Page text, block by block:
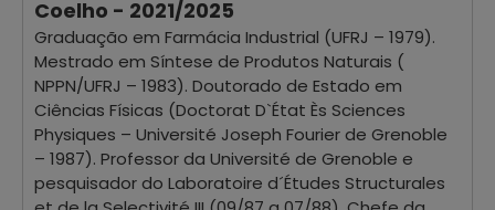
Coelho - 2021/2025
Graduação em Farmácia Industrial (UFRJ – 1979).
Mestrado em Síntese de Produtos Naturais (
NPPN/UFRJ – 1983). Doutorado de Estado em
Ciências Físicas (Doctorat D`État Ès Sciences
Physiques – Université Joseph Fourier de Grenoble
– 1987). Professor da Université de Grenoble e
pesquisador do Laboratoire d´Études Structurales